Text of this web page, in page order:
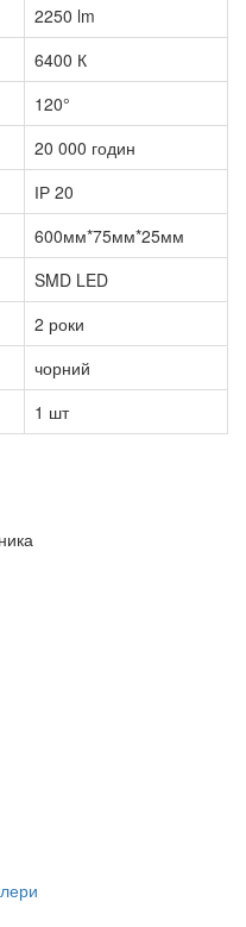
2250 lm
6400 К
120°
20 000 годин
ІР 20
600мм*75мм*25мм
SMD LED
2 роки
чорний
1 шт